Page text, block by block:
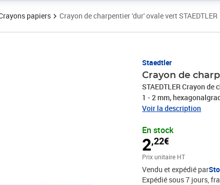
papiers Crayon de charpentier 'dur' ovale vert STAEDTLER
Staedtler
Crayon de
STAEDTLER Crayon
1 - 2 mm,
x (P)15 x (H)7 mm(148
Voir la description
En stock
2,22€
Prix 2,22€
Prix unitaire HT
Vendu et expédié par
Expédié sous 7 jours,